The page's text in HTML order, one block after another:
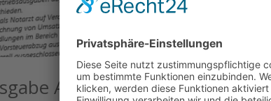
April 2019 erschienen